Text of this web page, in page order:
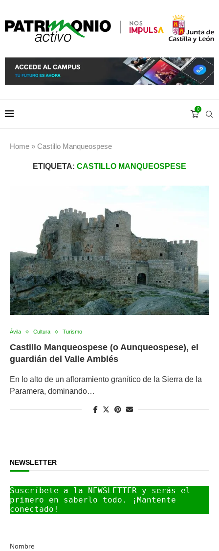
0
Home » Castillo Manqueospese
ETIQUETA: CASTILLO MANQUEOSPESE
Ávila Cultura Turismo
Castillo Manqueospese (o Aunqueospese), el
guardián del Valle Amblés
En lo alto de un afloramiento granítico de la Sierra de la
Paramera, dominando…
NEWSLETTER
Suscríbete a la NEWSLETTER y serás el
primero en saberlo todo. ¡Mantente
conectado!
Nombre